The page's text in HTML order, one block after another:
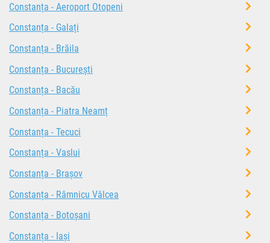
Constanța - Aeroport Otopeni
Constanța - Galați
Constanța - Brăila
Constanța - București
Constanța - Bacău
Constanța - Piatra Neamț
Constanța - Tecuci
Constanța - Vaslui
Constanța - Brașov
Constanța - Râmnicu Vâlcea
Constanța - Botoșani
Constanța - Iași